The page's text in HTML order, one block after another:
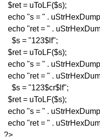
$ret = uToLF($s);
echo "s = " .
echo "ret = " .
$s = "123$lf";
$ret = uToLF($s);
echo "s = " .
echo "ret = " .
$s = "123$cr$lf";
$ret = uToLF($s);
echo "s = " .
echo "ret = " .
?>